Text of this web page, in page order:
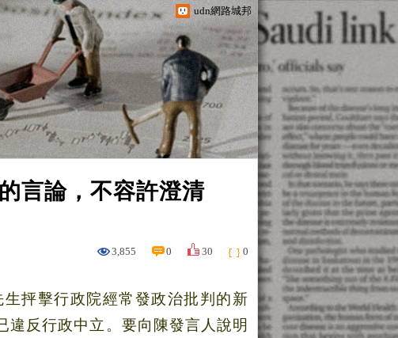
udn網路城邦
言論，不容許澄清
3,855 0 30 0
抨擊行政院經常發政治批判的新
違反行政中立。要向陳發言人說明